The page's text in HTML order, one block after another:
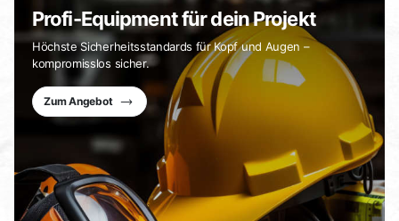
Profi-Equipment für dein Projekt
Höchste Sicherheitsstandards für Kopf und Augen –
kompromisslos sicher.
Zum Angebot